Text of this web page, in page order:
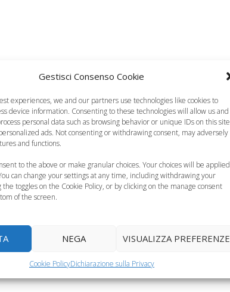
Gestisci Consenso Cookie
experiences, we and our partners use technologies like cookies to
device information. Consenting to these technologies will allow us and
personal data such as browsing behavior or unique IDs on this site
ads. Not consenting or withdrawing consent, may adversely
and functions.
to the above or make granular choices. Your choices will be applied
can change your settings at any time, including withdrawing your
the toggles on the Cookie Policy, or by clicking on the manage consent
of the screen.
NEGA VISUALIZZA PREFERENZE
Cookie PolicyDichiarazione sulla Privacy
Gianni Rodari
Rodari per i bambini